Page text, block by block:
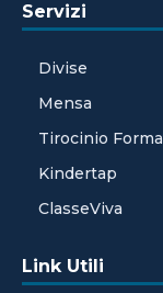
Servizi
Divise
Mensa
Tirocinio
Kindertap
ClasseViva
Link Utili